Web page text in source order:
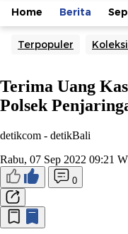
Home Berita
Terpopuler
Terima Uang
Polsek
detikcom - detikBali
Rabu, 07 Sep 2022 09:21
0